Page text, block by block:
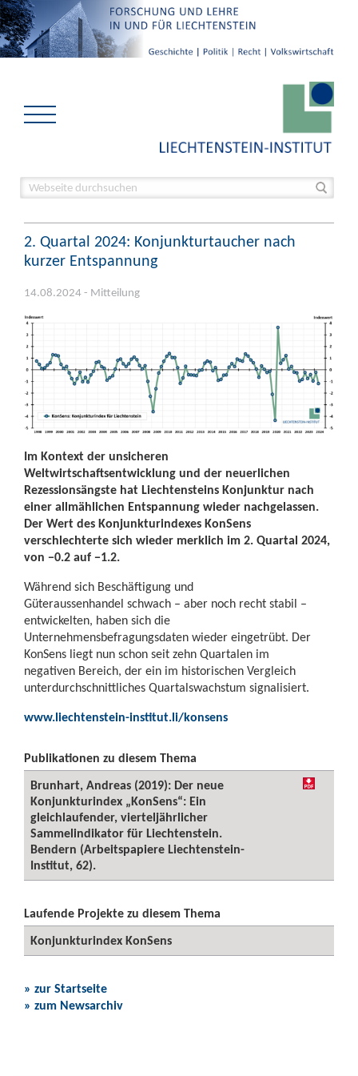
2. Quartal 2024: Konjunkturtaucher nach
kurzer Entspannung
14.08.2024 - Mitteilung
Im Kontext der unsicheren
Weltwirtschaftsentwicklung und der neuerlichen
Rezessionsängste hat Liechtensteins Konjunktur nach
einer allmählichen Entspannung wieder nachgelassen.
Der Wert des Konjunkturindexes KonSens
verschlechterte sich wieder merklich im 2. Quartal 2024,
von −0.2 auf −1.2.
Während sich Beschäftigung und
Güteraussenhandel schwach – aber noch recht stabil –
entwickelten, haben sich die
Unternehmensbefragungsdaten wieder eingetrübt. Der
KonSens liegt nun schon seit zehn Quartalen im
negativen Bereich, der ein im historischen Vergleich
unterdurchschnittliches Quartalswachstum signalisiert.
www.liechtenstein-institut.li/konsens
Publikationen zu diesem Thema
Brunhart, Andreas (2019): Der neue
Konjunkturindex „KonSens“: Ein
gleichlaufender, vierteljährlicher
Sammelindikator für Liechtenstein.
Bendern (Arbeitspapiere Liechtenstein-
Institut, 62).
Laufende Projekte zu diesem Thema
Konjunkturindex KonSens
» zur Startseite
» zum Newsarchiv